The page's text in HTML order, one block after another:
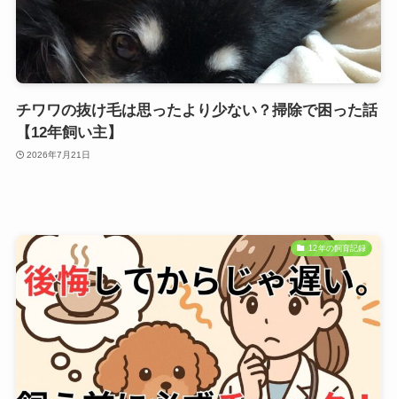
チワワの抜け毛は思ったより少ない？掃除で困った話
【12年飼い主】
2026年7月21日
12年の飼育記録